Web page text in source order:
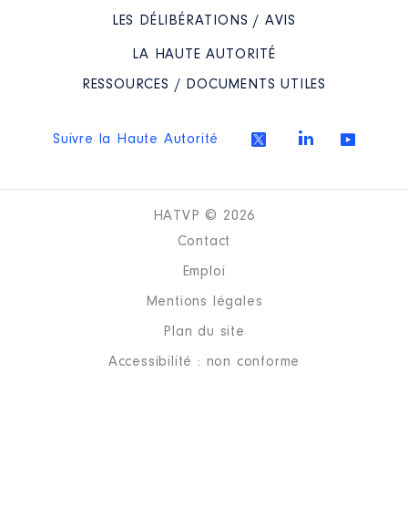
LES DÉLIBÉRATIONS / AVIS
LA HAUTE AUTORITÉ
RESSOURCES / DOCUMENTS UTILES
Suivre la Haute Autorité
HATVP © 2026
Contact
Emploi
Mentions légales
Plan du site
Accessibilité : non conforme